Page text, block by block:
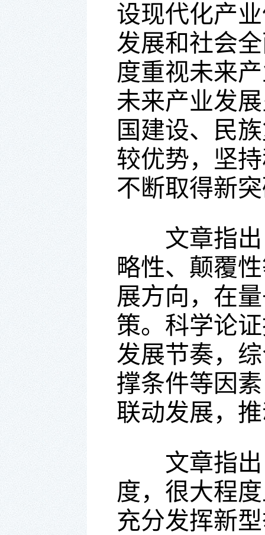
设现代化产
发展和社会
度重视未来
未来产业发
国建设、民
较优势，坚
不断取得新
文章指出
略性、颠覆
展方向，在
策。科学论
发展节奏，
撑条件等因
联动发展，
文章指出
度，很大程
充分发挥新